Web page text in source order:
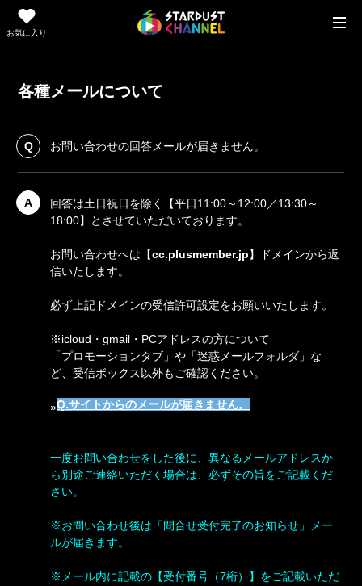
お気に入り
各種メールについて
Q お問い合わせの回答メールが届きません。
A
回答は土日祝日を除く【平日11:00～12:00／13:30～
18:00】とさせていただいております。
お問い合わせへは【cc.plusmember.jp】ドメインから返
信いたします。
必ず上記ドメインの受信許可設定をお願いいたします。
※icloud・gmail・PCアドレスの方について
「プロモーションタブ」や「迷惑メールフォルダ」な
ど、受信ボックス以外もご確認ください。
»Q.サイトからのメールが届きません。
一度お問い合わせをした後に、異なるメールアドレスか
ら別途ご連絡いただく場合は、必ずその旨をご記載くだ
さい。
※お問い合わせ後は「問合せ受付完了のお知らせ」メー
ルが届きます。
※メール内に記載の【受付番号（7桁）】をご記載いただ